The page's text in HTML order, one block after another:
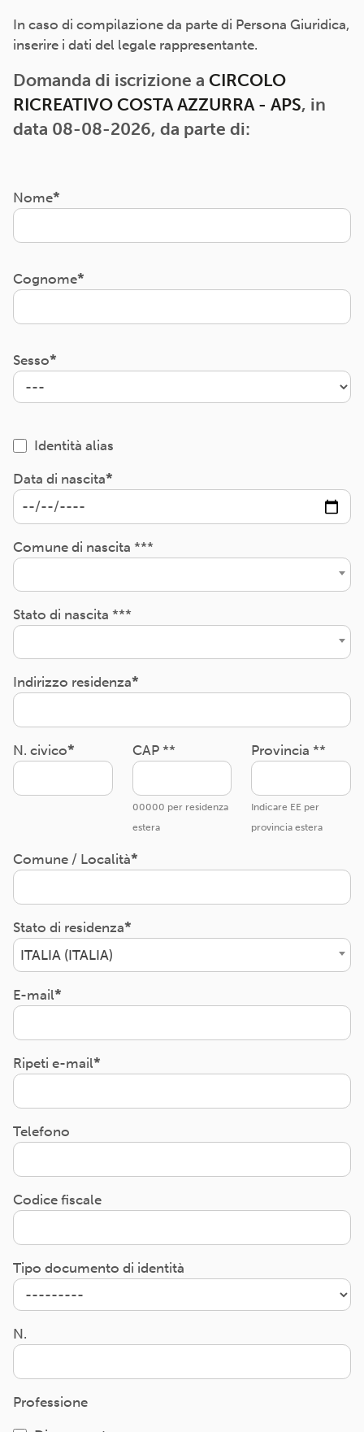
In caso di compilazione da parte di Persona Giuridica,
inserire i dati del legale rappresentante.
Domanda di iscrizione a CIRCOLO
RICREATIVO COSTA AZZURRA - APS, in
data 08-08-2026, da parte di:
Nome
Cognome
Sesso
Identità alias
Data di nascita
Comune di nascita ***
Stato di nascita ***
Indirizzo residenza
N. civico CAP **
00000 per residenza
estera
Provincia **
Indicare EE per
provincia estera
Comune / Località
Stato di residenza
ITALIA (ITALIA)
E-mail
Ripeti e-mail
Telefono
Codice fiscale
Tipo documento di identità
N.
Professione